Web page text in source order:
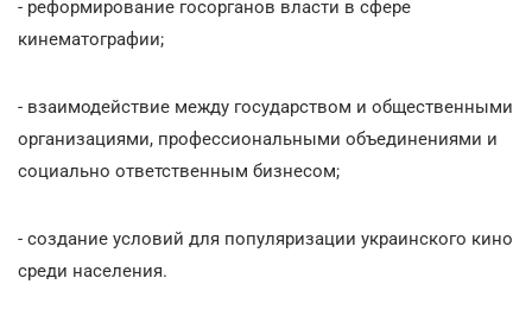
- реформирование госорганов власти в сфере
кинематографии;
- взаимодействие между государством и общественными
организациями, профессиональными объединениями и
социально ответственным бизнесом;
- создание условий для популяризации украинского кино
среди населения.